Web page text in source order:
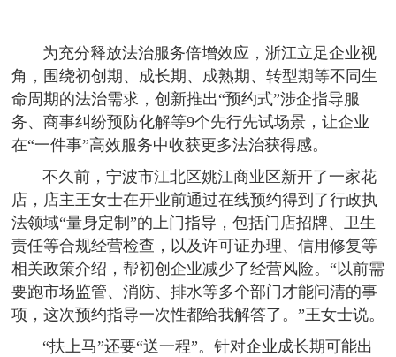
为充分释放法治服务倍增效应，浙江立足企业视
角，围绕初创期、成长期、成熟期、转型期等不同生
命周期的法治需求，创新推出“预约式”涉企指导服
务、商事纠纷预防化解等9个先行先试场景，让企业
在“一件事”高效服务中收获更多法治获得感。
不久前，宁波市江北区姚江商业区新开了一家花
店，店主王女士在开业前通过在线预约得到了行政执
法领域“量身定制”的上门指导，包括门店招牌、卫生
责任等合规经营检查，以及许可证办理、信用修复等
相关政策介绍，帮初创企业减少了经营风险。“以前需
要跑市场监管、消防、排水等多个部门才能问清的事
项，这次预约指导一次性都给我解答了。”王女士说。
“扶上马”还要“送一程”。针对企业成长期可能出